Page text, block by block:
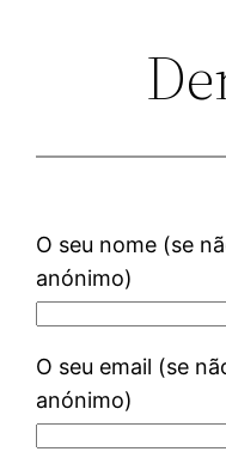
O seu nome (se
anónimo)
O seu email (se
anónimo)